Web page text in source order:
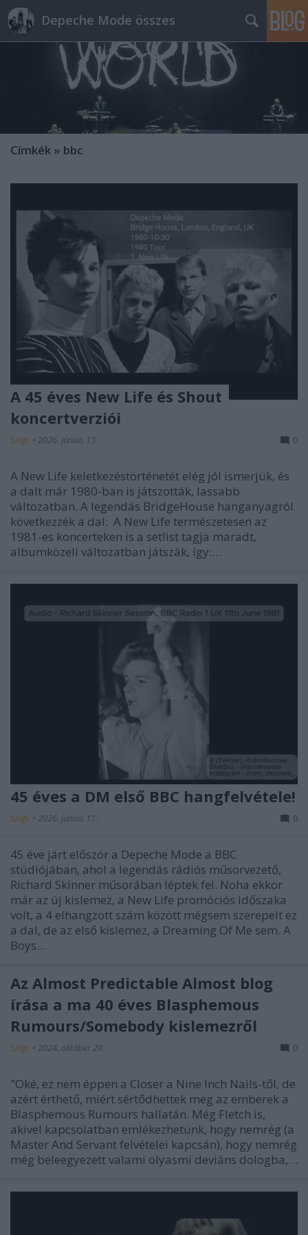
Depeche Mode összes
Címkék » bbc
A 45 éves New Life és Shout
koncertverziói
Szigi. • 2026. június 13. 0
A New Life keletkezéstörténetét elég jól ismerjük, és
a dalt már 1980-ban is játszották, lassabb
változatban. A legendás BridgeHouse hanganyagról
következzék a dal: A New Life természetesen az
1981-es koncerteken is a setlist tagja maradt,
albumközeli változatban játszák, így:…
45 éves a DM első BBC hangfelvétele!
Szigi. • 2026. június 11. 0
45 éve járt először a Depeche Mode a BBC
stúdiójában, ahol a legendás rádiós műsorvezető,
Richard Skinner műsorában léptek fel. Noha ekkor
már az új kislemez, a New Life promóciós időszaka
volt, a 4 elhangzott szám között mégsem szerepelt ez
a dal, de az első kislemez, a Dreaming Of Me sem. A
Boys…
Az Almost Predictable Almost blog
írása a ma 40 éves Blasphemous
Rumours/Somebody kislemezről
Szigi. • 2024. október 29. 0
"Oké, ez nem éppen a Closer a Nine Inch Nails-től, de
azért érthető, miért sértődhettek meg az emberek a
Blasphemous Rumours hallatán. Még Fletch is,
akivel kapcsolatban emlékezhetünk, hogy nemrég (a
Master And Servant felvételei kapcsán), hogy nemrég
még beleegyezett valami olyasmi deviáns dologba,…